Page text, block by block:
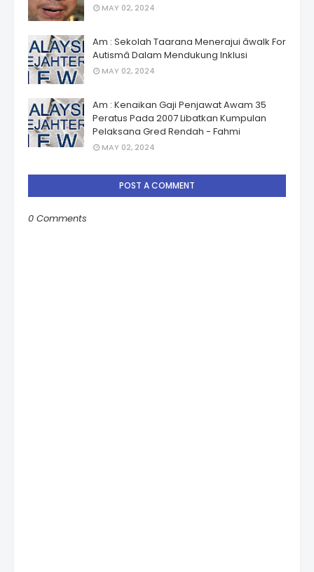
MAY 02, 2024
Am : Sekolah Taarana Menerajui âwalk For
Autismâ Dalam Mendukung Inklusi
MAY 02, 2024
Am : Kenaikan Gaji Penjawat Awam 35
Peratus Pada 2007 Libatkan Kumpulan
Pelaksana Gred Rendah - Fahmi
MAY 02, 2024
POST A COMMENT
0 Comments